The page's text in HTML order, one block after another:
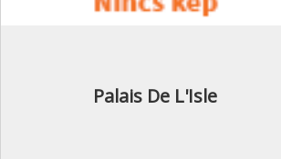
Palais De L'Isle